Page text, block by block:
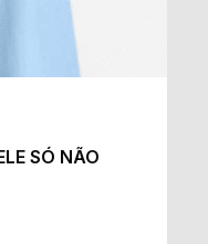
SÓ NÃO